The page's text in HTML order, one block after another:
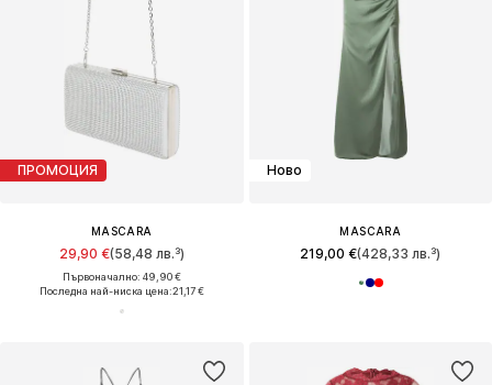
ПРОМОЦИЯ
MASCARA
29,90 €(58,48 лв.³)
Първоначално: 49,90 €
Последна най-ниска цена:21,17 €
Ново
MASCARA
219,00 €(428,33 лв.³)